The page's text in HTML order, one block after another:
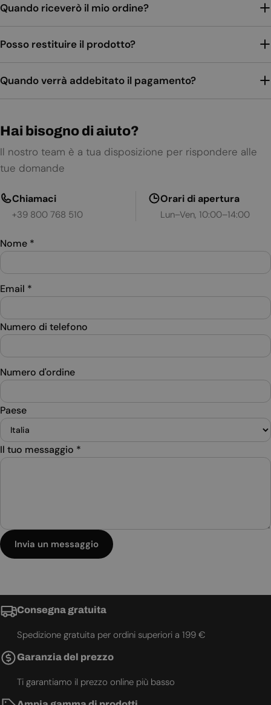
Quando riceverò il mio ordine?
Posso restituire il prodotto?
Quando verrà addebitato il pagamento?
Hai bisogno di aiuto?
Il nostro team è a tua disposizione per rispondere alle
tue domande
Chiamaci
+39 800 768 510
Orari di apertura
Lun–Ven, 10:00–14:00
Nome *
Email *
Numero di telefono
Numero d'ordine
Paese
Il tuo messaggio *
Invia un messaggio
Consegna gratuita
Spedizione gratuita per ordini superiori a 199 €
Garanzia del prezzo
Ti garantiamo il prezzo online più basso